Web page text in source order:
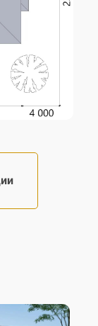
380 мм +
130 мм
ленточный